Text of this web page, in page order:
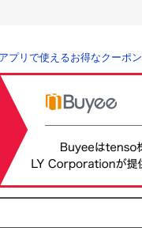
プリで使えるお得なクーポン